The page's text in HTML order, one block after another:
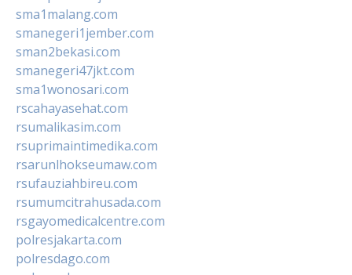
sma1malang.com
smanegeri1jember.com
sman2bekasi.com
smanegeri47jkt.com
sma1wonosari.com
rscahayasehat.com
rsumalikasim.com
rsuprimaintimedika.com
rsarunlhokseumaw.com
rsufauziahbireu.com
rsumumcitrahusada.com
rsgayomedicalcentre.com
polresjakarta.com
polresdago.com